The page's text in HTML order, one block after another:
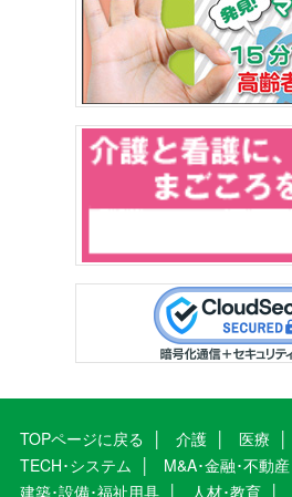
TOPページに戻る 介護 医療
TECH･システム
M&A･金融･不動産
建築･設備･福祉用具
人材･教育